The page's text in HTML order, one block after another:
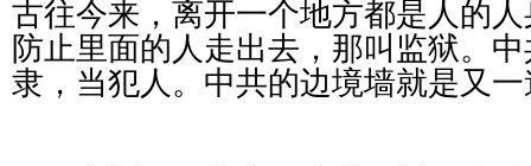
古往今来，离开一个地方都是人的
防止里面的人走出去，那叫监狱。
隶，当犯人。中共的边境墙就是又